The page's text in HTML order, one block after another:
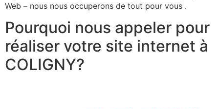
Web – nous nous occuperons de tout pour vous .​
Pourquoi nous appeler pour
réaliser votre site internet à
COLIGNY?